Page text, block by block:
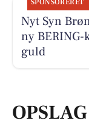
SPONSORERET
Nyt Syn
ny
guld